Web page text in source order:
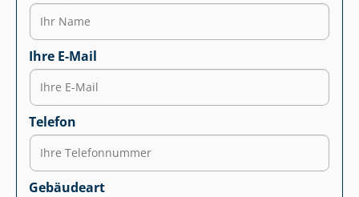
Ihre E-Mail
Telefon
Gebäudeart